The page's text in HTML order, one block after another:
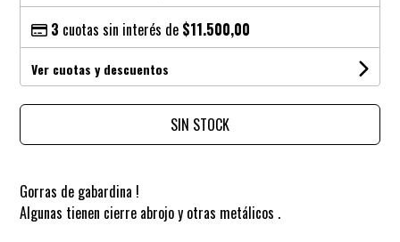
3 cuotas sin interés de $11.500,00
Ver cuotas y descuentos
SIN STOCK
Gorras de gabardina !
Algunas tienen cierre abrojo y otras metálicos .